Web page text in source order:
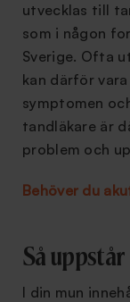
utvecklas till
som i någon
Sverige. Ofta
kan därför
symptomen
tandläkare är
problem och
Behöver du
Så
I din mun